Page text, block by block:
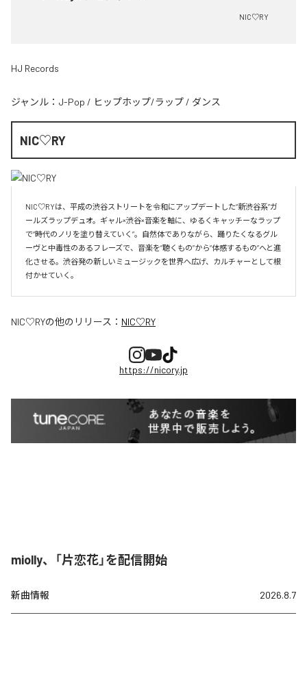
NIC♡RY
HJ Records
ジャンル： J-Pop / ヒップホップ/ラップ / ダンス
NIC♡RY
NIC♡RYは、平成の渋谷ストリートを令和にアップデートした“新渋谷系”ガ
ールズラップデュオ。ギャル×渋谷×音楽を軸に、ゆるくキャッチーなラップ
で“時代のノリを塗り替えていく”。自然体でありながら、踊りたくなるグル
ーヴと中毒性のあるフレーズで、音楽を“聴くもの”から“体感するもの”へと進
化させる。渋谷発の新しいミュージックを世界へ広げ、カルチャーとして根
付かせていく。
NIC♡RYの他のリリース： NIC♡RY
https://nicory.jp
miolly、「片恋花」を配信開始
新曲情報 2026.8.7